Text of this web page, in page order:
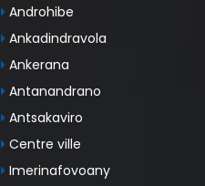
Androhibe
Ankadindravola
Ankerana
Antanandrano
Antsakaviro
Centre ville
Imerinafovoany